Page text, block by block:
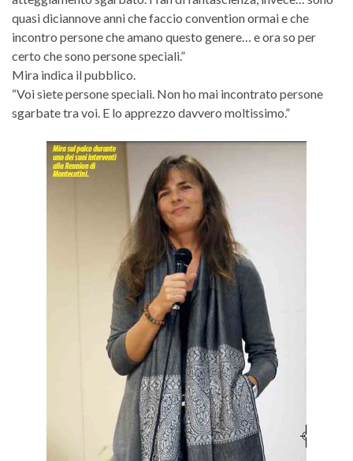
quasi diciannove anni che faccio convention ormai e che
incontro persone che amano questo genere… e ora so per
certo che sono persone speciali.”
Mira indica il pubblico.
“Voi siete persone speciali. Non ho mai incontrato persone
sgarbate tra voi. E lo apprezzo davvero moltissimo.”